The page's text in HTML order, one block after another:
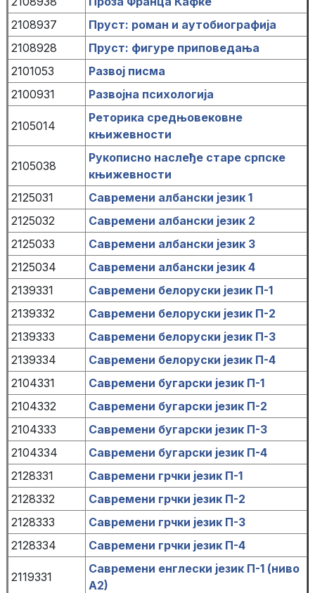
2108937
Пруст: роман и аутобиографија
2108928
Пруст: фигуре приповедања
2101053
Развој писма
2100931
Развојна психологија
2105014
Реторика средњовековне
књижевности
2105038
Рукописно наслеђе старе српске
књижевности
2125031
Савремени албански језик 1
2125032
Савремени албански језик 2
2125033
Савремени албански језик 3
2125034
Савремени албански језик 4
2139331
Савремени белоруски језик П-1
2139332
Савремени белоруски језик П-2
2139333
Савремени белоруски језик П-3
2139334
Савремени белоруски језик П-4
2104331
Савремени бугарски језик П-1
2104332
Савремени бугарски језик П-2
2104333
Савремени бугарски језик П-3
2104334
Савремени бугарски језик П-4
2128331
Савремени грчки језик П-1
2128332
Савремени грчки језик П-2
2128333
Савремени грчки језик П-3
2128334
Савремени грчки језик П-4
2119331
Савремени енглески језик П-1 (ниво
А2)